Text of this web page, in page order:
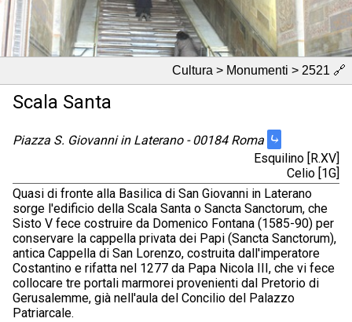
Cultura > Monumenti > 2521 🔗
Scala Santa
Piazza S. Giovanni in Laterano - 00184 Roma ⤷
Esquilino [R.XV]
Celio [1G]
Quasi di fronte alla Basilica di San Giovanni in Laterano
sorge l'edificio della Scala Santa o Sancta Sanctorum, che
Sisto V fece costruire da Domenico Fontana (1585-90) per
conservare la cappella privata dei Papi (Sancta Sanctorum),
antica Cappella di San Lorenzo, costruita dall'imperatore
Costantino e rifatta nel 1277 da Papa Nicola III, che vi fece
collocare tre portali marmorei provenienti dal Pretorio di
Gerusalemme, già nell'aula del Concilio del Palazzo
Patriarcale.